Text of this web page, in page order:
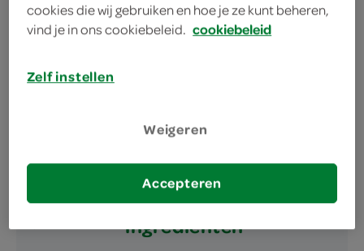
ingrediënten
cookies die wij gebruiken en hoe je ze kunt beheren,
vind je in ons cookiebeleid. cookiebeleid
Zelf instellen
Weigeren
Accepteren